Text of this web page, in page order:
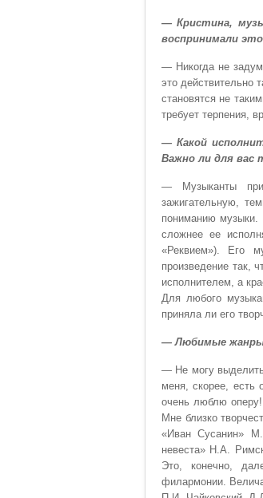
— Кристина,
воспринимали
— Никогда не
это действительно
становятся не
требует терпения,
— Какой
Важно ли для вас
— Музыканты
зажигательную,
пониманию музыки.
сложнее ее
«Реквием»). Его
произведение так,
исполнителем, а
Для любого
приняла ли его
— Любимые
— Не могу выделить
меня, скорее, есть
очень люблю оперу!
Мне близко
«Иван Сусанин»
невеста» Н.А.
Это, конечно,
филармонии.